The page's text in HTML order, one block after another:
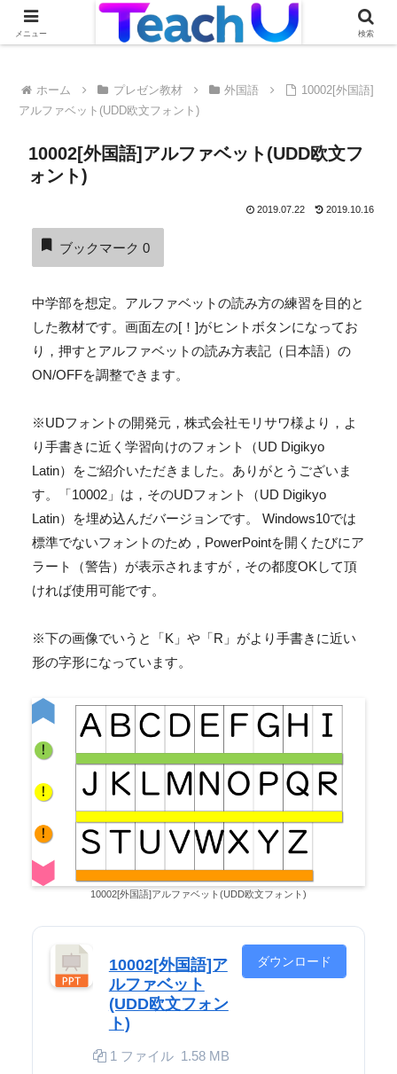
Teach Uの活用事例を絶賛募集中です！詳しくはこちらから
ホーム プレゼン教材 外国語
10002[外国語]
アルファベット(UDD欧文フォント)
10002[外国語]アルファベット(UDD欧文フ
ォント)
2019.07.22 2019.10.16
ブックマーク 0
中学部を想定。アルファベットの読み方の練習を目的と
した教材です。画面左の[！]がヒントボタンになってお
り，押すとアルファベットの読み方表記（日本語）の
ON/OFFを調整できます。
※UDフォントの開発元，株式会社モリサワ様より，よ
り手書きに近く学習向けのフォント（UD Digikyo
Latin）をご紹介いただきました。ありがとうございま
す。「10002」は，そのUDフォント（UD Digikyo
Latin）を埋め込んだバージョンです。 Windows10では
標準でないフォントのため，PowerPointを開くたびにア
ラート（警告）が表示されますが，その都度OKして頂
ければ使用可能です。
※下の画像でいうと「K」や「R」がより手書きに近い
形の字形になっています。
10002[外国語]アルファベット(UDD欧文フォント)
10002[外国語]ア
ルファベット
(UDD欧文フォン
ト)
1 ファイル 1.58 MB
ダウンロード
メニュー 検索